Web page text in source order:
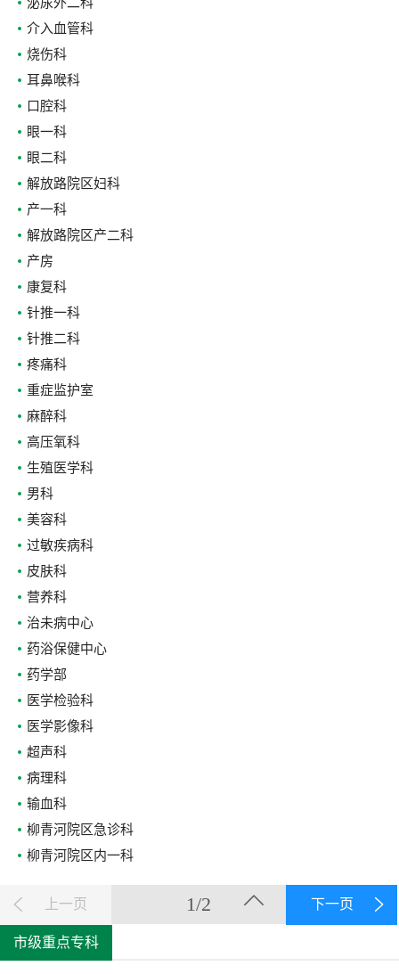
介入血管科
烧伤科
耳鼻喉科
口腔科
眼一科
眼二科
解放路院区妇科
产一科
解放路院区产二科
产房
康复科
针推一科
针推二科
疼痛科
重症监护室
麻醉科
高压氧科
生殖医学科
男科
美容科
过敏疾病科
皮肤科
营养科
治未病中心
药浴保健中心
药学部
医学检验科
医学影像科
超声科
病理科
输血科
柳青河院区急诊科
柳青河院区内一科
上一页 1/2 下一页
市级重点专科